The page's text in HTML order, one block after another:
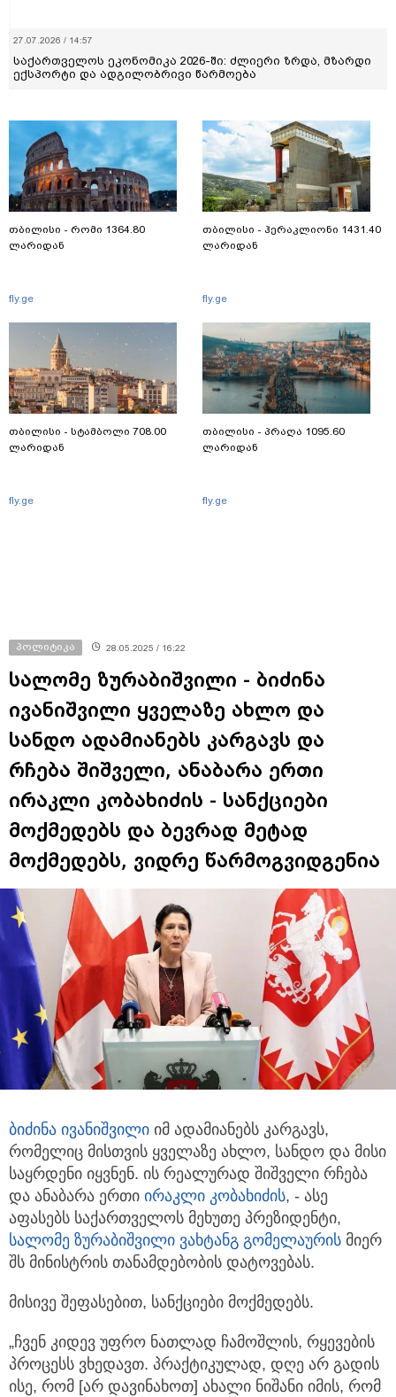
27.07.2026 / 14:57
საქართველოს ეკონომიკა 2026-ში: ძლიერი ზრდა, მზარდი
ექსპორტი და ადგილობრივი წარმოება
თბილისი - რომი 1364.80
ლარიდან
fly.ge
თბილისი - სტამბოლი 708.00
ლარიდან
fly.ge
თბილისი - ჰერაკლიონი 1431.40
ლარიდან
fly.ge
თბილისი - პრაღა 1095.60
ლარიდან
fly.ge
პოლიტიკა 28.05.2025 / 16:22
სალომე ზურაბიშვილი - ბიძინა
ივანიშვილი ყველაზე ახლო და
სანდო ადამიანებს კარგავს და
რჩება შიშველი, ანაბარა ერთი
ირაკლი კობახიძის - სანქციები
მოქმედებს და ბევრად მეტად
მოქმედებს, ვიდრე წარმოგვიდგენია
ბიძინა ივანიშვილი იმ ადამიანებს კარგავს,
რომელიც მისთვის ყველაზე ახლო, სანდო და მისი
საყრდენი იყვნენ. ის რეალურად შიშველი რჩება
და ანაბარა ერთი ირაკლი კობახიძის, - ასე
აფასებს საქართველოს მეხუთე პრეზიდენტი,
სალომე ზურაბიშვილი ვახტანგ გომელაურის მიერ
შს მინისტრის თანამდებობის დატოვებას.
მისივე შეფასებით, სანქციები მოქმედებს.
„ჩვენ კიდევ უფრო ნათლად ჩამოშლის, რყევების
პროცესს ვხედავთ. პრაქტიკულად, დღე არ გადის
ისე, რომ [არ დავინახოთ] ახალი ნიშანი იმის, რომ